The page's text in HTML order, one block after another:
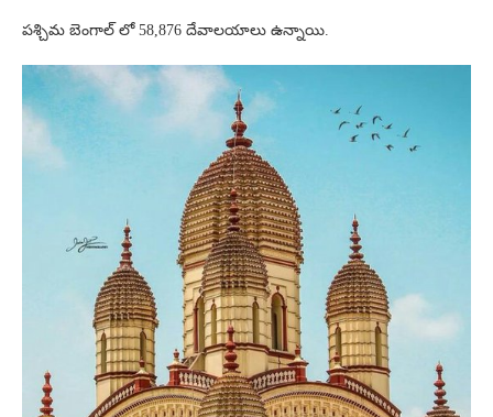
పశ్చిమ బెంగాల్ లో 58,876 దేవాలయాలు ఉన్నాయి.